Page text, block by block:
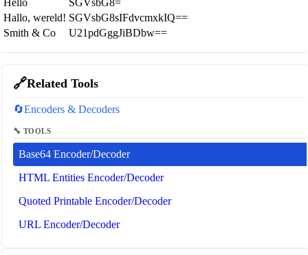
🔗Related Tools
🔄Encoders & Decoders
🔧 TOOLS
Base64 Encoder/Decoder
HTML Entities Encoder/Decoder
Quoted Printable Encoder/Decoder
URL Encoder/Decoder
Hello
SGVsbG8=
Hallo, wereld! SGVsbG8sIFdvcmxkIQ==
Smith & Co
U21pdGggJiBDbw==